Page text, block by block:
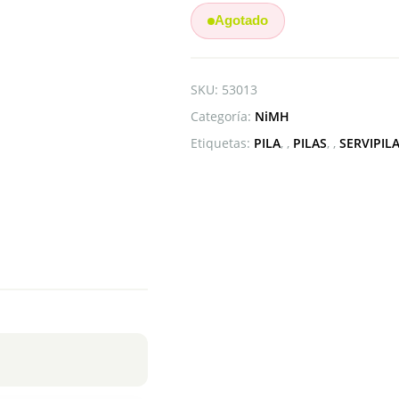
Agotado
SKU: 53013
Categoría: NiMH
Etiquetas: PILA , PILAS ,